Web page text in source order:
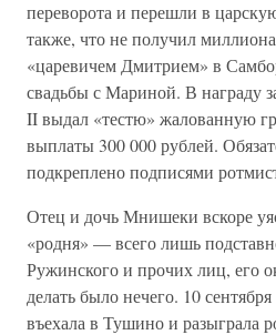
переворота и перешли в
также, что не получил
«царевичем Дмитрием» в
свадьбы с Мариной. В награду
II выдал «тестю» жалованную
выплаты 300 000 рублей.
подкреплено подписями
Отец и дочь Мнишеки вскоре
«родня» — всего лишь
Ружинского и прочих лиц, его
делать было нечего. 10
въехала в Тушино и разыграла